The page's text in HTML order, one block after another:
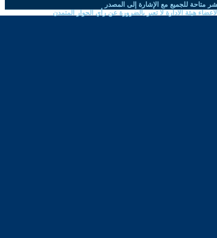
متاحة للجميع مع الإشارة إلى المصدر
هيئة الادارة لا تعبر بالضرورة عن رأي الحوار المتمدن